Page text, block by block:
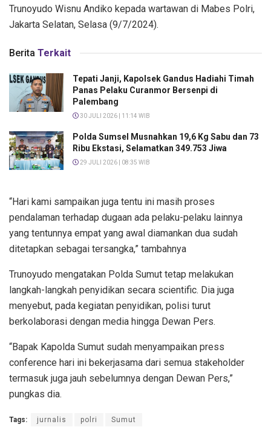
Trunoyudo Wisnu Andiko kepada wartawan di Mabes Polri,
Jakarta Selatan, Selasa (9/7/2024).
Berita Terkait
Tepati Janji, Kapolsek Gandus Hadiahi Timah
Panas Pelaku Curanmor Bersenpi di
Palembang
30 JULI 2026 | 11:14 WIB
Polda Sumsel Musnahkan 19,6 Kg Sabu dan 73
Ribu Ekstasi, Selamatkan 349.753 Jiwa
29 JULI 2026 | 08:35 WIB
“Hari kami sampaikan juga tentu ini masih proses
pendalaman terhadap dugaan ada pelaku-pelaku lainnya
yang tentunnya empat yang awal diamankan dua sudah
ditetapkan sebagai tersangka,” tambahnya
Trunoyudo mengatakan Polda Sumut tetap melakukan
langkah-langkah penyidikan secara scientific. Dia juga
menyebut, pada kegiatan penyidikan, polisi turut
berkolaborasi dengan media hingga Dewan Pers.
“Bapak Kapolda Sumut sudah menyampaikan press
conference hari ini bekerjasama dari semua stakeholder
termasuk juga jauh sebelumnya dengan Dewan Pers,”
pungkas dia.
Tags: jurnalis polri Sumut